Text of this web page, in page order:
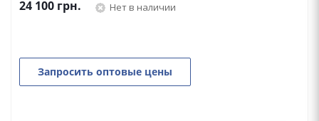
24 100 грн. Нет в наличии
Запросить оптовые цены